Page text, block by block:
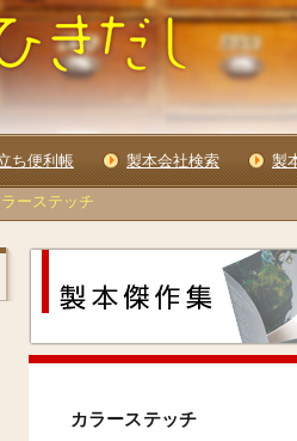
ラーステッチ
カラーステッチ
ち便利帳 製本会社検索 製